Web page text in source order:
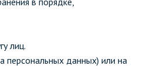
лиц.
персональных данных) или на